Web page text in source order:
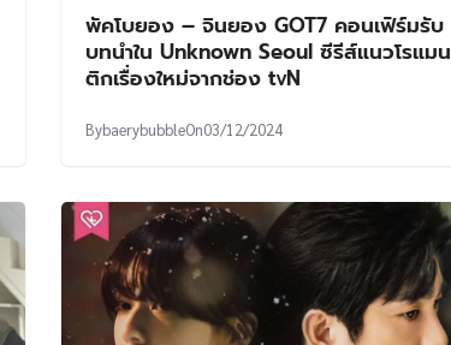
พัคโบยอง – จินยอง GOT7 คอนเฟิร์มรับ
บทนำใน Unknown Seoul ซีรีส์แนวโรแมน
ติกเรื่องใหม่จากช่อง tvN
BybaerybubbleOn03/12/2024